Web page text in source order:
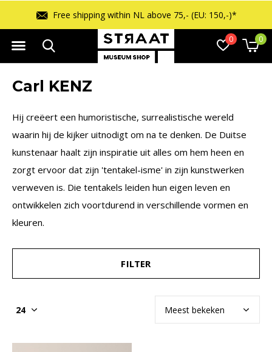
0 0
Free shipping within NL above 75,- (EU: 150,-)*
Carl KENZ
Hij creëert een humoristische, surrealistische wereld
waarin hij de kijker uitnodigt om na te denken. De Duitse
kunstenaar haalt zijn inspiratie uit alles om hem heen en
zorgt ervoor dat zijn 'tentakel-isme' in zijn kunstwerken
verweven is. Die tentakels leiden hun eigen leven en
ontwikkelen zich voortdurend in verschillende vormen en
kleuren.
FILTER